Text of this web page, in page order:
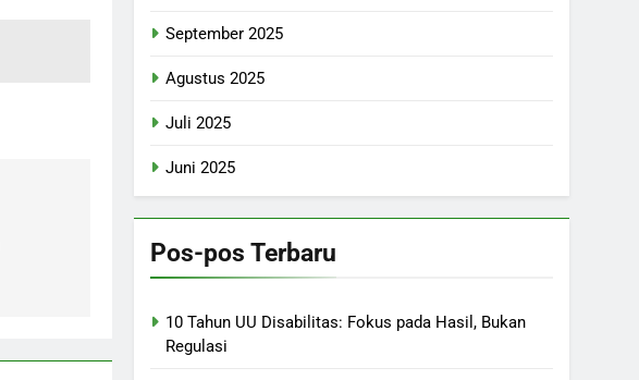
September 2025
Agustus 2025
Juli 2025
Juni 2025
Pos-pos Terbaru
10 Tahun UU Disabilitas: Fokus pada Hasil, Bukan
Regulasi